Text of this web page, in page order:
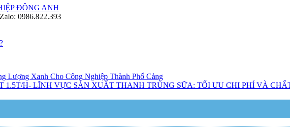
ĐÔNG ANH
0986.822.393
Lượng Xanh Cho Công Nghiệp Thành Phố Cảng
H- LĨNH VỰC SẢN XUẤT THANH TRÙNG SỮA: TỐI ƯU CHI PHÍ VÀ